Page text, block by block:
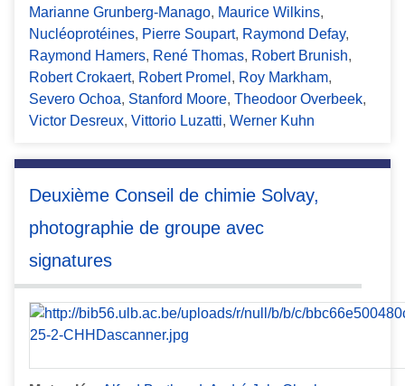
Marianne Grunberg-Manago, Maurice Wilkins,
Nucléoprotéines, Pierre Soupart, Raymond Defay,
Raymond Hamers, René Thomas, Robert Brunish,
Robert Crokaert, Robert Promel , Roy Markham,
Severo Ochoa, Stanford Moore, Theodoor Overbeek,
Victor Desreux, Vittorio Luzatti, Werner Kuhn
Deuxième Conseil de chimie Solvay,
photographie de groupe avec
signatures